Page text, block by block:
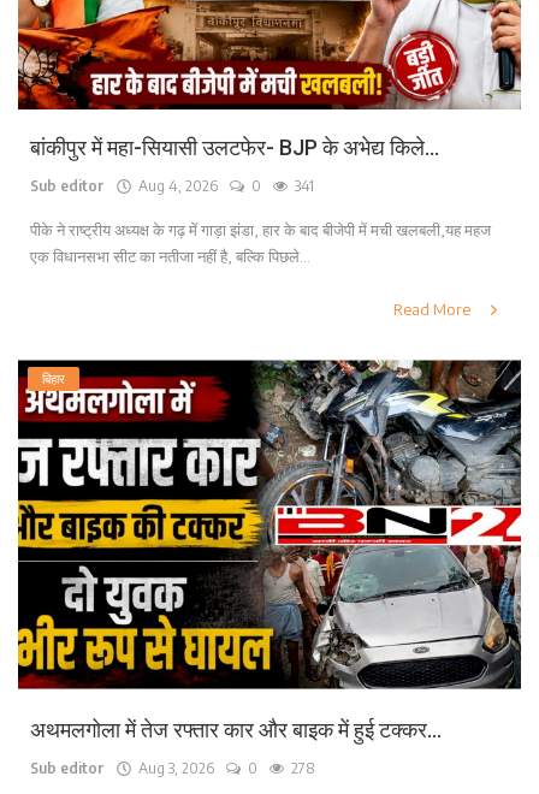
बांकीपुर में महा-सियासी उलटफेर- BJP के अभेद्य किले...
Sub editor Aug 4, 2026 0 341
पीके ने राष्ट्रीय अध्यक्ष के गढ़ में गाड़ा झंडा, हार के बाद बीजेपी में मची खलबली,यह महज
एक विधानसभा सीट का नतीजा नहीं है, बल्कि पिछले...
Read More
बिहार
अथमलगोला में तेज रफ्तार कार और बाइक में हुई टक्कर...
Sub editor Aug 3, 2026 0 278